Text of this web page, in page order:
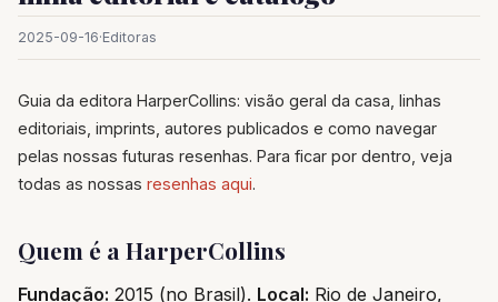
2025-09-16·Editoras
Guia da editora HarperCollins: visão geral da casa, linhas
editoriais, imprints, autores publicados e como navegar
pelas nossas futuras resenhas. Para ficar por dentro, veja
todas as nossas resenhas aqui.
Quem é a HarperCollins
Fundação: 2015 (no Brasil). Local: Rio de Janeiro,